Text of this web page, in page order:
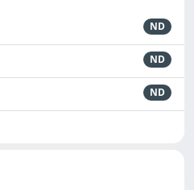
ND
ND
ND